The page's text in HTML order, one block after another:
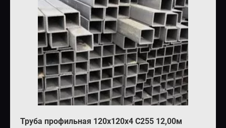
Труба профильная 120х120х4 С255 12,00м